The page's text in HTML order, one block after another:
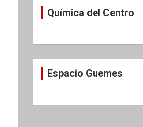
Química del Centro
Espacio Guemes